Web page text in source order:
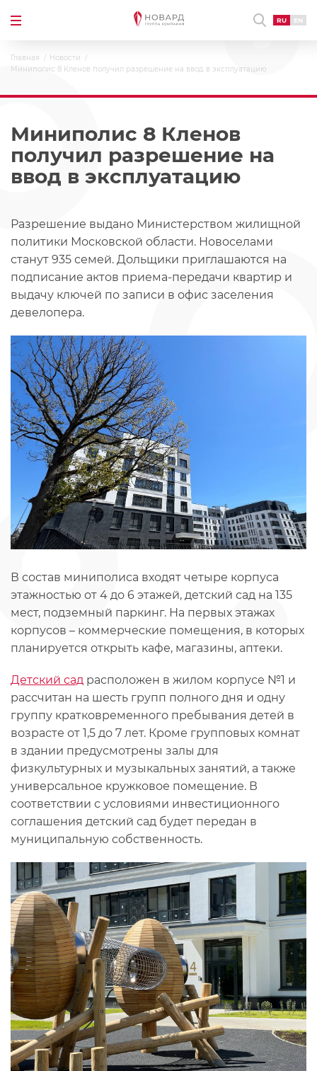
RU EN
Главная
Новости
Миниполис 8 Кленов получил разрешение на ввод в эксплуатацию
Миниполис 8 Кленов
получил разрешение на
ввод в эксплуатацию
Разрешение выдано Министерством жилищной
политики Московской области. Новоселами
станут 935 семей. Дольщики приглашаются на
подписание актов приема-передачи квартир и
выдачу ключей по записи в офис заселения
девелопера.
В состав миниполиса входят четыре корпуса
этажностью от 4 до 6 этажей, детский сад на 135
мест, подземный паркинг. На первых этажах
корпусов – коммерческие помещения, в которых
планируется открыть кафе, магазины, аптеки.
Детский сад расположен в жилом корпусе №1 и
рассчитан на шесть групп полного дня и одну
группу кратковременного пребывания детей в
возрасте от 1,5 до 7 лет. Кроме групповых комнат
в здании предусмотрены залы для
физкультурных и музыкальных занятий, а также
универсальное кружковое помещение. В
соответствии с условиями инвестиционного
соглашения детский сад будет передан в
муниципальную собственность.